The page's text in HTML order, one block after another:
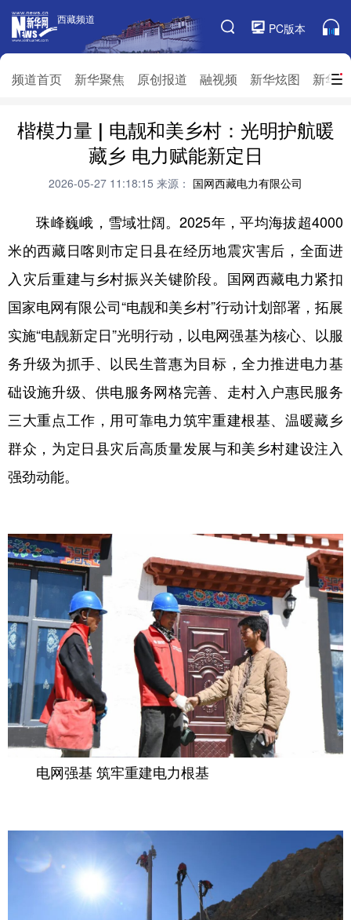
西藏频道
PC版本
频道首页 新华聚焦 原创报道 融视频 新华炫图 新华
西藏频道
频道栏目
频道首页 新华聚焦 原创报道
融视频
新华访谈 新华云直播
对口援藏
生态西藏 文化旅游
乡村振兴
推广信息
楷模力量 | 电靓和美乡村：光明护航暖
藏乡 电力赋能新定日
2026-05-27 11:18:15 来源： 国网西藏电力有限公司
珠峰巍峨，雪域壮阔。2025年，平均海拔超4000
米的西藏日喀则市定日县在经历地震灾害后，全面进
入灾后重建与乡村振兴关键阶段。国网西藏电力紧扣
国家电网有限公司“电靓和美乡村”行动计划部署，拓展
实施“电靓新定日”光明行动，以电网强基为核心、以服
务升级为抓手、以民生普惠为目标，全力推进电力基
础设施升级、供电服务网格完善、走村入户惠民服务
三大重点工作，用可靠电力筑牢重建根基、温暖藏乡
群众，为定日县灾后高质量发展与和美乡村建设注入
强劲动能。
电网强基 筑牢重建电力根基